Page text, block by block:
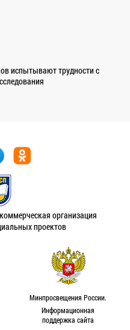
испытывают трудности с
организация
проектов
Минпросвещения России.
Информационная
поддержка сайта